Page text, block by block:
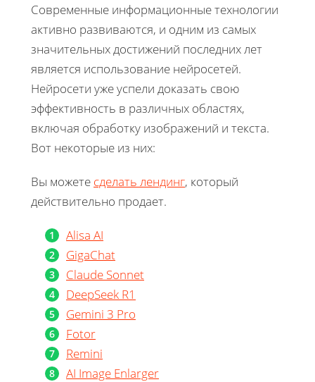
Современные информационные технологии
активно развиваются, и одним из самых
значительных достижений последних лет
является использование нейросетей.
Нейросети уже успели доказать свою
эффективность в различных областях,
включая обработку изображений и текста.
Вот некоторые из них:
Вы можете сделать лендинг, который
действительно продает.
Alisa AI
GigaChat
Claude Sonnet
DeepSeek R1
Gemini 3 Pro
Fotor
Remini
AI Image Enlarger